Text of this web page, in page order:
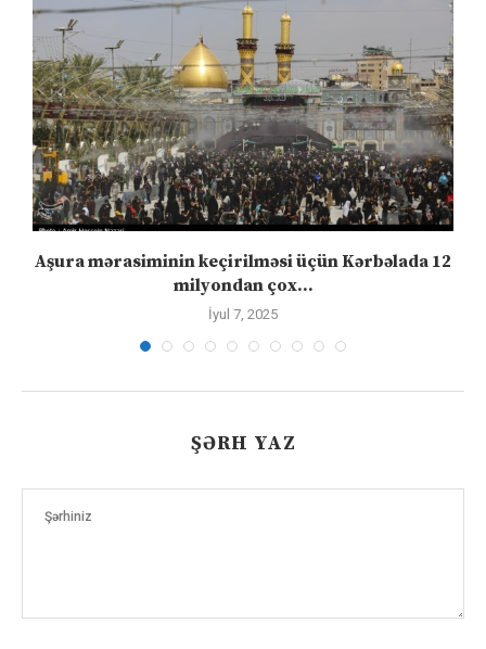
Aşura mərasiminin keçirilməsi üçün Kərbəlada 12
milyondan çox...
İyul 7, 2025
ŞƏRH YAZ